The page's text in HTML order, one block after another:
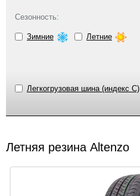
Сезонность:
Зимние Летние
Легкогрузовая шина (индекс C)
Летняя резина Altenzo